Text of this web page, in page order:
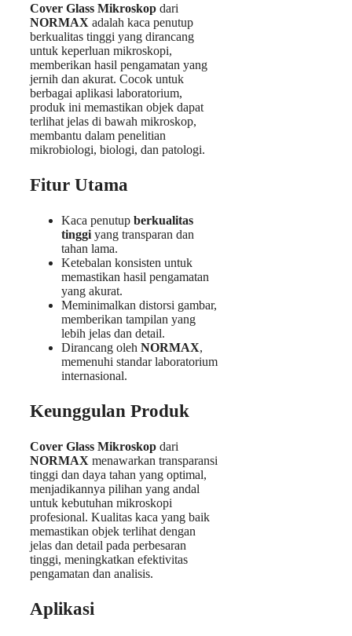
Cover Glass Mikroskop dari
NORMAX adalah kaca penutup
berkualitas tinggi yang dirancang
untuk keperluan mikroskopi,
memberikan hasil pengamatan yang
jernih dan akurat. Cocok untuk
berbagai aplikasi laboratorium,
produk ini memastikan objek dapat
terlihat jelas di bawah mikroskop,
membantu dalam penelitian
mikrobiologi, biologi, dan patologi.
Fitur Utama
Kaca penutup berkualitas
tinggi yang transparan dan
tahan lama.
Ketebalan konsisten untuk
memastikan hasil pengamatan
yang akurat.
Meminimalkan distorsi gambar,
memberikan tampilan yang
lebih jelas dan detail.
Dirancang oleh NORMAX,
memenuhi standar laboratorium
internasional.
Keunggulan Produk
Cover Glass Mikroskop dari
NORMAX menawarkan transparansi
tinggi dan daya tahan yang optimal,
menjadikannya pilihan yang andal
untuk kebutuhan mikroskopi
profesional. Kualitas kaca yang baik
memastikan objek terlihat dengan
jelas dan detail pada perbesaran
tinggi, meningkatkan efektivitas
pengamatan dan analisis.
Aplikasi